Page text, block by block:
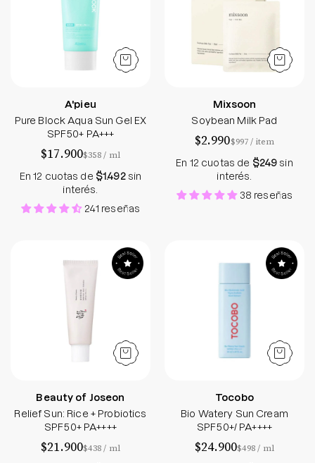
A'pieu
Pure Block Aqua Sun Gel EX
SPF50+ PA+++
$17.900$358/ por
ml
En 12 cuotas de $1.492sin
interés.
241 reseñas
Mixsoon
Soybean Milk Pad
$2.990$997/ por
item
En 12 cuotas de $249sin
interés.
38 reseñas
Relief Sun: Rice + Probiotics SPF50+ PA++++
Beauty of Joseon
Relief Sun: Rice + Probiotics
SPF50+ PA++++
$21.900$438/ por
ml
Bio Watery Sun
Tocobo
Bio Watery Sun Cream
SPF50+/ PA++++
$24.900$498/ por
ml